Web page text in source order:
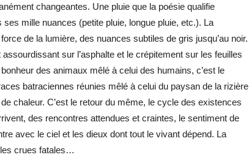
changeantes. Une pluie que la poésie qualifie
mille nuances (petite pluie, longue pluie, etc.). La
de la lumière, des nuances subtiles de gris jusqu’au noir.
sur l’asphalte et le crépitement sur les feuilles
des animaux mêlé à celui des humains, c’est le
batraciennes réunies mêlé à celui du paysan de la rizière
chaleur. C’est le retour du même, le cycle des existences
des rencontres attendues et craintes, le sentiment de
avec le ciel et les dieux dont tout le vivant dépend. La
les crues fatales…